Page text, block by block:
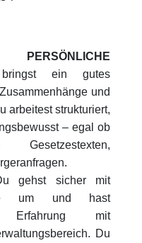
ein gutes
und
arbeitest strukturiert,
– egal ob
gehst sicher mit
um und hast
Erfahrung mit
Du